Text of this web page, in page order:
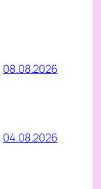
08.08.2026
04.08.2026